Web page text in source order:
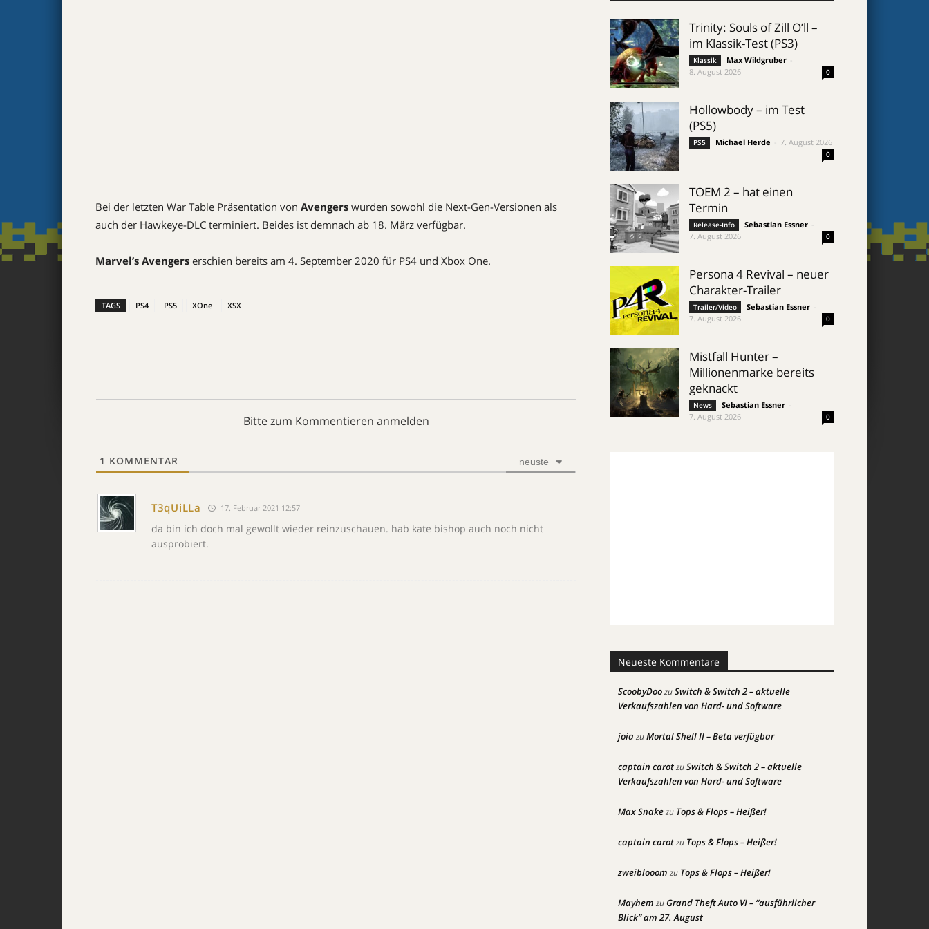
Bei der letzten War Table Präsentation von Avengers wurden sowohl die Next-Gen-Versionen als
auch der Hawkeye-DLC terminiert. Beides ist demnach ab 18. März verfügbar.
Marvel’s Avengers erschien bereits am 4. September 2020 für PS4 und Xbox One.
TAGS PS4 PS5 XOne XSX
Bitte zum Kommentieren anmelden
1 KOMMENTAR neuste
T3qUiLLa 17. Februar 2021 12:57
da bin ich doch mal gewollt wieder reinzuschauen. hab kate bishop auch noch nicht
ausprobiert.
Trinity: Souls of Zill O’ll –
im Klassik-Test (PS3)
Klassik Max Wildgruber
8. August 2026
0
Hollowbody – im Test
(PS5)
PS5 Michael Herde 7. August 2026
0
TOEM 2 – hat einen
Termin
Release-Info Sebastian Essner
7. August 2026
0
Persona 4 Revival – neuer
Charakter-Trailer
Trailer/Video Sebastian Essner
7. August 2026
0
Mistfall Hunter –
Millionenmarke bereits
geknackt
News Sebastian Essner
7. August 2026
0
Neueste Kommentare
ScoobyDoozuSwitch & Switch 2 – aktuelle
Verkaufszahlen von Hard- und Software
joiazuMortal Shell II – Beta verfügbar
captain carotzuSwitch & Switch 2 – aktuelle
Verkaufszahlen von Hard- und Software
Max Snakezu Tops & Flops – Heißer!
captain carotzu Tops & Flops – Heißer!
zweiblooom zu Tops & Flops – Heißer!
Mayhem zuGrand Theft Auto VI – “ausführlicher
Blick” am 27. August